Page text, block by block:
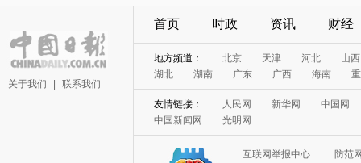
关于我们 联系我们
首页 时政 资讯 财经
地方频道： 北京 天津 河北
山西
湖北
湖南 广东 广西 海南
友情链接： 人民网 新华网
中国网
中国新闻网
光明网
互联网举报中心 防范